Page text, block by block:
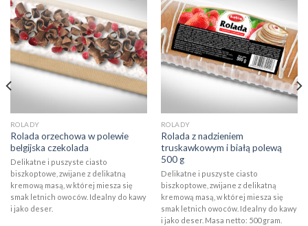
wishlist
ROLADY
Rolada orzechowa w polewie
belgijska czekolada
Delikatne i puszyste ciasto
biszkoptowe, zwijane z delikatną
kremową masą, w której miesza się
smak letnich owoców. Idealny do kawy
i jako deser.
wishlist
ROLADY
Rolada z nadzieniem
truskawkowym i białą polewą
500 g
Delikatne i puszyste ciasto
biszkoptowe, zwijane z delikatną
kremową masą, w której miesza się
smak letnich owoców. Idealny do kawy
i jako deser. Masa netto: 500 gram.